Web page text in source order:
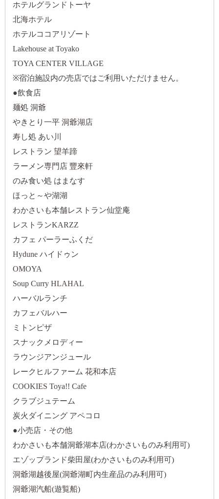
ホテルグランドトーヤ
北海ホテル
ホテルココアリゾート
Lakehouse at Toyako
TOYA CENTER VILLAGE
※宿泊施設内の売店ではご利用いただけません。
●飲食店
麺処 洞爺
やきとり一平 洞爺湖店
寿し処 あい川
レストラン 望羊蹄
ラーメン専門店 豐來軒
のみ食い処 はまなす
ほっと～や湖湖
わかさいも本舗レストラン仙堂庵
レストランKARZZ
カフェ パーラーふくだ
Hydune ハイドゥン
OMOYA
Soup Curry HLAHAL
ハーバルランチ
カフェバルハー
ミトンピザ
スナックメロディー
ラウンジアンジュール
レークヒルファーム 花和本店
COOKIES Toya!! Cafe
クラブジュテーム
炭火ダイニング アペコロ
●小売店・その他
わかさいも本舗洞爺湖本店(わかさいものみ利用可)
エゾップランド柴田屋(わかさいものみ利用可)
洞爺湖越後屋(洞爺湖町内生産品のみ利用可)
洞爺湖汽船(遊覧船)